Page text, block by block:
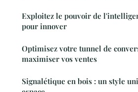
Exploitez le pouvoir de
pour innover
Optimisez votre tunnel de
maximiser vos ventes
Signalétique en bois : un style